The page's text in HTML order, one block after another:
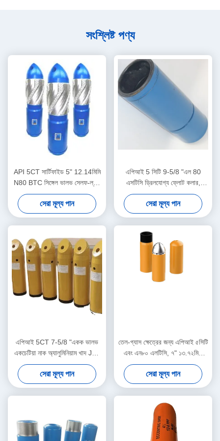
সংশ্লিষ্ট পণ্য
API 5CT সার্টিফাইড 5" 12.14মিমি
N80 BTC সিঙ্গেল ভালভ সেলফ-ল্যাচ
অ্যালুমিনিয়াম অ্যালয় ফ্লোট শু তেল ও
গ্যাস শিল্পের জন্য
সেরা মূল্য পান
এপিআই 5 সিটি 9-5/8 "এল 80
এসটিসি ড্রিলযোগ্য ফ্লোট কলার,
তেলক্ষেত্র ফ্লোট কলার, ভূখণ্ডের গভীর
তেল গ্যাস কূপ সিমেন্টিংয়ের জন্য ব্যবহৃত
সেরা মূল্য পান
এপিআই 5CT 7-5/8 "একক ভালভ
একচেটিয়া নাক অ্যালুমিনিয়াম খাদ J55
BTC সঙ্গে ভাসমান জুতা
সেরা মূল্য পান
তেল-গ্যাস ক্ষেত্রের জন্য এপিআই ৫সিটি
এবং এন৮০ এলটিসি, ৭" ১৩.৭২মিমি
অ্যালুমিনিয়াম অ্যালয় ডাবল ভালভ ফ্লোট
শু ও কলার
সেরা মূল্য পান